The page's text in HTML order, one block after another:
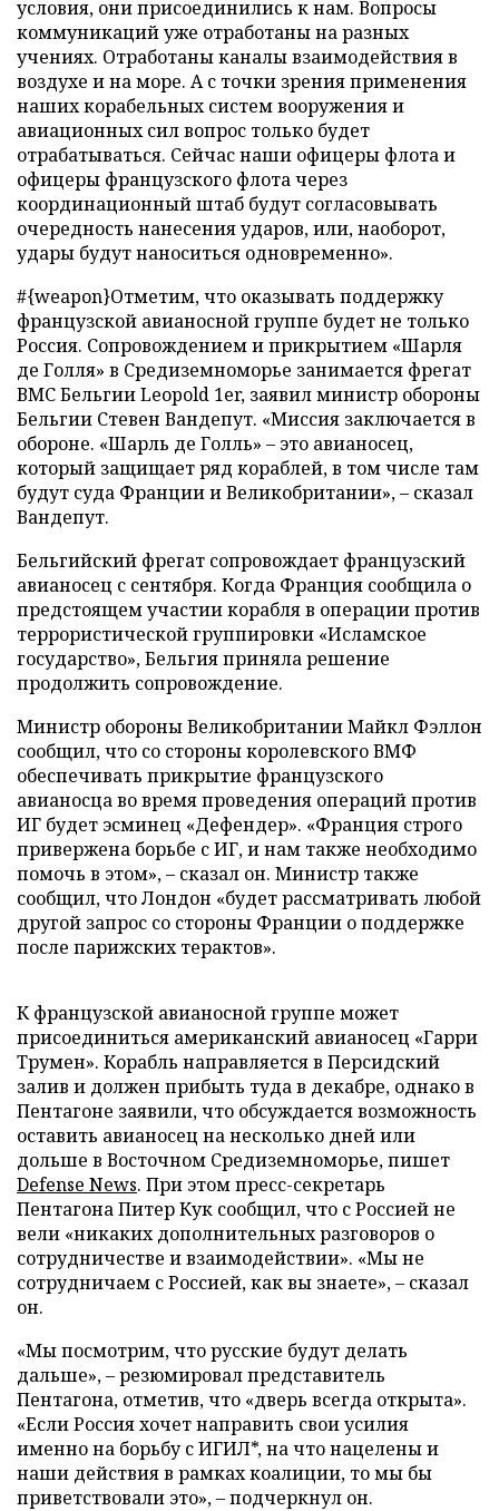
условия, они присоединились к нам. Вопросы
коммуникаций уже отработаны на разных
учениях. Отработаны каналы взаимодействия в
воздухе и на море. А с точки зрения применения
наших корабельных систем вооружения и
авиационных сил вопрос только будет
отрабатываться. Сейчас наши офицеры флота и
офицеры французского флота через
координационный штаб будут согласовывать
очередность нанесения ударов, или, наоборот,
удары будут наноситься одновременно».
#{weapon}Отметим, что оказывать поддержку
французской авианосной группе будет не только
Россия. Сопровождением и прикрытием «Шарля
де Голля» в Средиземноморье занимается фрегат
ВМС Бельгии Leopold 1er, заявил министр обороны
Бельгии Стевен Вандепут. «Миссия заключается в
обороне. «Шарль де Голль» – это авианосец,
который защищает ряд кораблей, в том числе там
будут суда Франции и Великобритании», – сказал
Вандепут.
Бельгийский фрегат сопровождает французский
авианосец с сентября. Когда Франция сообщила о
предстоящем участии корабля в операции против
террористической группировки «Исламское
государство», Бельгия приняла решение
продолжить сопровождение.
Министр обороны Великобритании Майкл Фэллон
сообщил, что со стороны королевского ВМФ
обеспечивать прикрытие французского
авианосца во время проведения операций против
ИГ будет эсминец «Дефендер». «Франция строго
привержена борьбе с ИГ, и нам также необходимо
помочь в этом», – сказал он. Министр также
сообщил, что Лондон «будет рассматривать любой
другой запрос со стороны Франции о поддержке
после парижских терактов».
К французской авианосной группе может
присоединиться американский авианосец «Гарри
Трумен». Корабль направляется в Персидский
залив и должен прибыть туда в декабре, однако в
Пентагоне заявили, что обсуждается возможность
оставить авианосец на несколько дней или
дольше в Восточном Средиземноморье, пишет
Defense News. При этом пресс-секретарь
Пентагона Питер Кук сообщил, что с Россией не
вели «никаких дополнительных разговоров о
сотрудничестве и взаимодействии». «Мы не
сотрудничаем с Россией, как вы знаете», – сказал
он.
«Мы посмотрим, что русские будут делать
дальше», – резюмировал представитель
Пентагона, отметив, что «дверь всегда открыта».
«Если Россия хочет направить свои усилия
именно на борьбу с ИГИЛ*, на что нацелены и
наши действия в рамках коалиции, то мы бы
приветствовали это», – подчеркнул он.